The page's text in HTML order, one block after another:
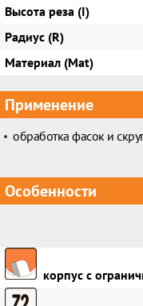
Высота реза (I)
Радиус (R)
Материал (Mat)
Применение
обработка фасок и
Особенности
корпус с